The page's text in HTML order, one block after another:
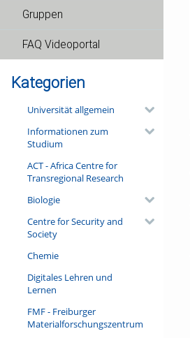
Gruppen
FAQ Videoportal
Kategorien
Universität allgemein
Informationen zum
Studium
ACT - Africa Centre for
Transregional Research
Biologie
Centre for Security and
Society
Chemie
Digitales Lehren und
Lernen
FMF - Freiburger
Materialforschungszentrum